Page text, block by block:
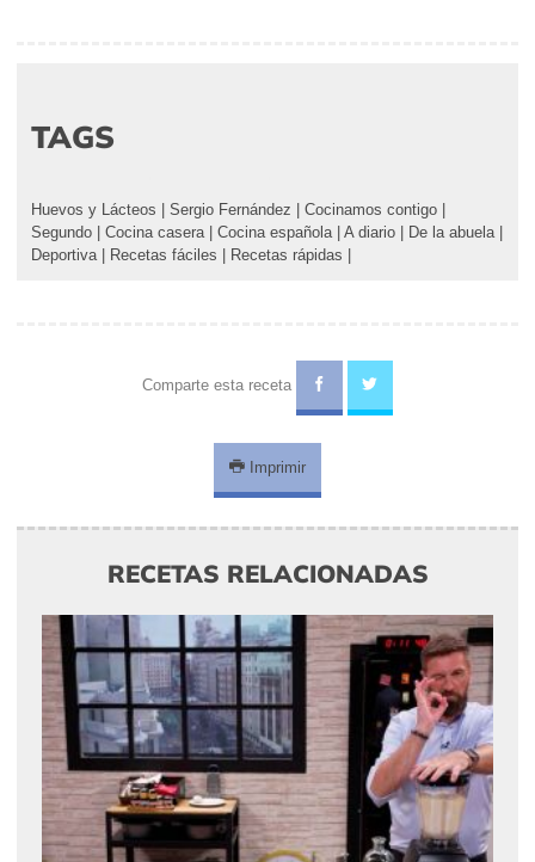
TAGS
Huevos y Lácteos Sergio Fernández Cocinamos contigo
Segundo
Cocina casera| Cocina española| A diario De la abuela|
Deportiva| Recetas fáciles Recetas rápidas
Comparte esta receta
Imprimir
RECETAS RELACIONADAS